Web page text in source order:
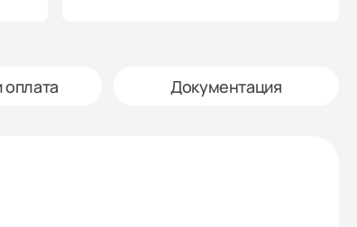
оплата Документация